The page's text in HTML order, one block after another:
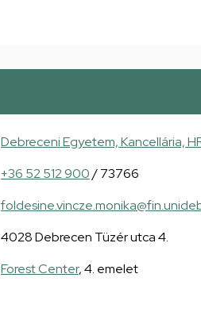
Debreceni Egyetem, Kancellária,
+36 52 512 900/ 73766
4028 Debrecen Tüzér utca 4.
Forest Center, 4. emelet